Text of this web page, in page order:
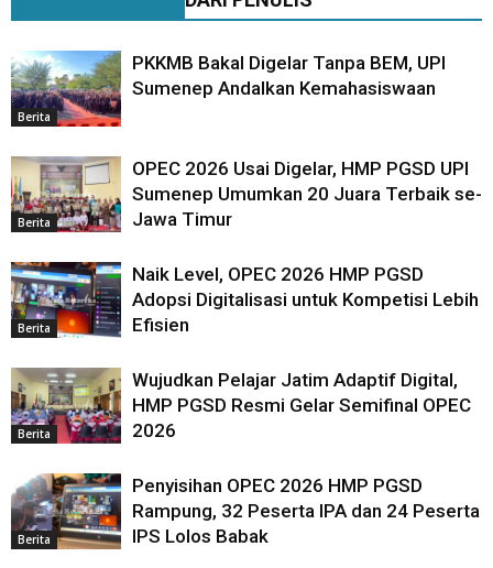
Berita
PKKMB Bakal Digelar Tanpa BEM, UPI
Sumenep Andalkan Kemahasiswaan
Berita
OPEC 2026 Usai Digelar, HMP PGSD UPI
Sumenep Umumkan 20 Juara Terbaik se-
Jawa Timur
Berita
Naik Level, OPEC 2026 HMP PGSD
Adopsi Digitalisasi untuk Kompetisi Lebih
Efisien
Berita
Wujudkan Pelajar Jatim Adaptif Digital,
HMP PGSD Resmi Gelar Semifinal OPEC
2026
Berita
Penyisihan OPEC 2026 HMP PGSD
Rampung, 32 Peserta IPA dan 24 Peserta
IPS Lolos Babak